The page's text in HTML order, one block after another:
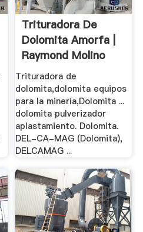
Trituradora De
Dolomita Amorfa |
Raymond Molino
Trituradora de
dolomita,dolomita equipos
para la minería,Dolomita ...
dolomita pulverizador
aplastamiento. Dolomita.
DEL-CA-MAG (Dolomita),
DELCAMAG ...